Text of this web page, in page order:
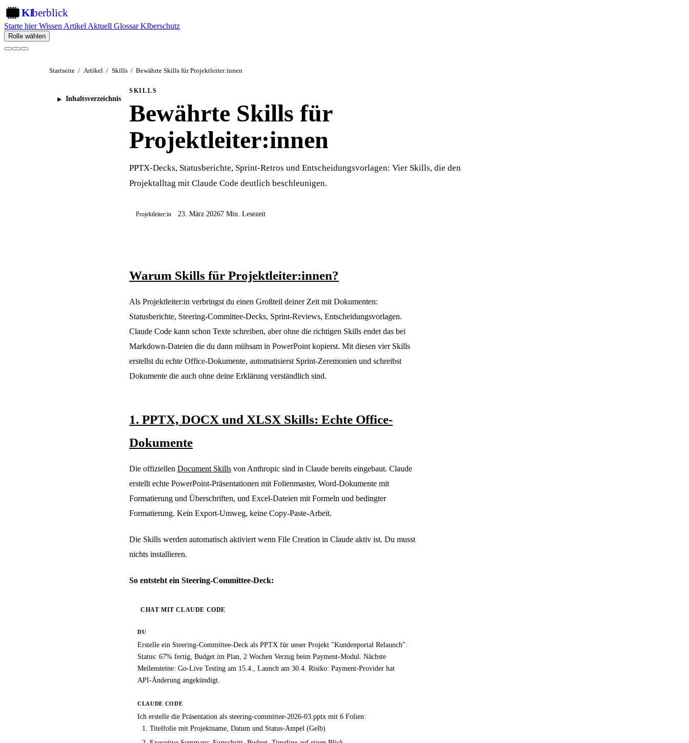
KIberblick
Starte hierWissen Artikel Aktuell GlossarKIberschutz
Rolle wählen
Startseite / Artikel / Skills / Bewährte Skills für Projektleiter:innen
Inhaltsverzeichnis
SKILLS
Bewährte Skills für
Projektleiter:innen
PPTX-Decks, Statusberichte, Sprint-Retros und Entscheidungsvorlagen: Vier Skills, die den
Projektalltag mit Claude Code deutlich beschleunigen.
Projektleiter:in 23. März 20267 Min. Lesezeit
Warum Skills für Projektleiter:innen?
Als Projektleiter:in verbringst du einen Großteil deiner Zeit mit Dokumenten:
Statusberichte, Steering-Committee-Decks, Sprint-Reviews, Entscheidungsvorlagen.
Claude Code kann schon Texte schreiben, aber ohne die richtigen Skills endet das bei
Markdown-Dateien die du dann mühsam in PowerPoint kopierst. Mit diesen vier Skills
erstellst du echte Office-Dokumente, automatisierst Sprint-Zeremonien und schreibst
Dokumente die auch ohne deine Erklärung verständlich sind.
1. PPTX, DOCX und XLSX Skills: Echte Office-
Dokumente
Die offiziellen Document Skills von Anthropic sind in Claude bereits eingebaut. Claude
erstellt echte PowerPoint-Präsentationen mit Folienmaster, Word-Dokumente mit
Formatierung und Überschriften, und Excel-Dateien mit Formeln und bedingter
Formatierung. Kein Export-Umweg, keine Copy-Paste-Arbeit.
Die Skills werden automatisch aktiviert wenn File Creation in Claude aktiv ist. Du musst
nichts installieren.
So entsteht ein Steering-Committee-Deck:
CHAT MIT CLAUDE CODE
DU
Erstelle ein Steering-Committee-Deck als PPTX für unser Projekt "Kundenportal Relaunch".
Status: 67% fertig, Budget im Plan, 2 Wochen Verzug beim Payment-Modul. Nächste
Meilensteine: Go-Live Testing am 15.4., Launch am 30.4. Risiko: Payment-Provider hat
API-Änderung angekündigt.
CLAUDE CODE
Ich erstelle die Präsentation als steering-committee-2026-03.pptx mit 6 Folien:
Titelfolie mit Projektname, Datum und Status-Ampel (Gelb)